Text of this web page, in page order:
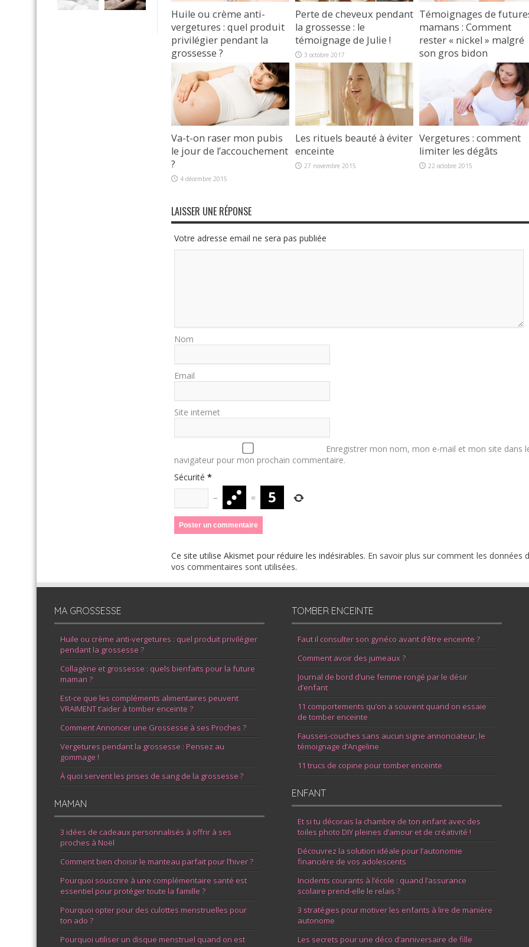
Huile ou crème anti-
vergetures : quel produit
privilégier pendant la
grossesse ?
31 décembre 2024
Perte de cheveux pendant
la grossesse : le
témoignage de Julie !
3 octobre 2017
Témoignages de
mamans : Comment
rester « nickel » malgré
son gros bidon
Va-t-on raser mon pubis
le jour de l’accouchement
?
4 décembre 2015
Les rituels beauté à éviter
enceinte
27 novembre 2015
Vergetures : comment
limiter les dégâts
22 octobre 2015
LAISSER UNE RÉPONSE
Votre adresse email ne sera pas publiée
Nom
Email
Site internet
Enregistrer mon nom, mon e-mail et mon site dans
navigateur pour mon prochain commentaire.
Sécurité *
−
=
Ce site utilise Akismet pour réduire les indésirables. En savoir plus sur comment les données
vos commentaires sont utilisées.
MA GROSSESSE
Huile ou crème anti-vergetures : quel produit privilégier
pendant la grossesse ?
Collagène et grossesse : quels bienfaits pour la future
maman ?
Est-ce que les compléments alimentaires peuvent
VRAIMENT t’aider à tomber enceinte ?
Comment Annoncer une Grossesse à ses Proches ?
Vergetures pendant la grossesse : Pensez au
gommage !
À quoi servent les prises de sang de la grossesse ?
MAMAN
3 idées de cadeaux personnalisés à offrir à ses
proches à Noël
Comment bien choisir le manteau parfait pour l’hiver ?
Pourquoi souscrire à une complémentaire santé est
essentiel pour protéger toute la famille ?
Pourquoi opter pour des culottes menstruelles pour
ton ado ?
Pourquoi utiliser un disque menstruel quand on est
TOMBER ENCEINTE
Faut il consulter son gynéco avant d’être enceinte ?
Comment avoir des jumeaux ?
Journal de bord d’une femme rongé par le désir
d’enfant
11 comportements qu’on a souvent quand on essaie
de tomber enceinte
Fausses-couches sans aucun signe annonciateur, le
témoignage d’Angeline
11 trucs de copine pour tomber enceinte
ENFANT
Et si tu décorais la chambre de ton enfant avec des
toiles photo DIY pleines d’amour et de créativité !
Découvrez la solution idéale pour l’autonomie
financière de vos adolescents
Incidents courants à l’école : quand l’assurance
scolaire prend-elle le relais ?
3 stratégies pour motiver les enfants à lire de manière
autonome
Les secrets pour une déco d’anniversaire de fille